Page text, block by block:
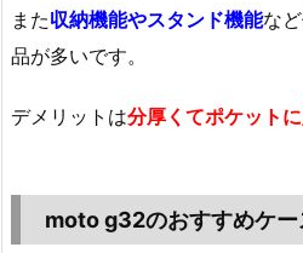
また収納機能やスタンド機能な
品が多いです。
デメリットは分厚くてポケット
moto g32のおすすめケ